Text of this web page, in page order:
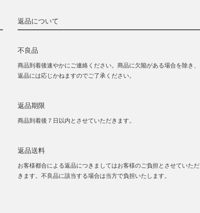
返品について
不良品
商品到着後速やかにご連絡ください。商品に欠陥がある場合を除き、
返品には応じかねますのでご了承ください。
返品期限
商品到着後７日以内とさせていただきます。
返品送料
お客様都合による返品につきましてはお客様のご負担とさせていただ
きます。不良品に該当する場合は当方で負担いたします。